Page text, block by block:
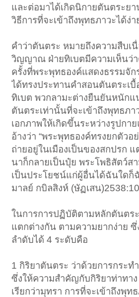
และต่อมาได้เกิดนิกายตันตระย
วิธีการที่จะเข้าถึงพุทธภาวะได้ง่
คำว่าตันตระ หมายถึงความสืบเ
วิญญาณ ฝ่ายทิเบตมีความเห็นว่
ครั้งที่พระพุทธองค์แสดงธรรมจัก
ได้ทรงประทานคำสอนตันตระเ
ทิเบต พวกลามะต่างยืนยันหนักแ
ตันตระเท่านั้นที่จะเข้าถึงพุทธภา
เอกภาพให้เกิดขึ้นระหว่างรูปกา
อ้างว่า “พระพุทธองค์ทรงยกตัวอ
ถ่ายอยู่ในเมืองเป็นของสกปรก
นาก็กลายเป็นปุ๋ย พระโพธิสัตว์ส
เป็นประโยชน์แก่ผู้อื่นได้ฉันใดก็
มาลย์ กบิลสิงห์ (ษัฏเสน
ในการการปฏิบัติตามหลักตันต
แตกต่างกัน ตามความยากง่าย
ลำดับได้ 4 ระดับคือ
1 กิริยาตันตระ ว่าด้วยการกระ
ซึ่งให้ความสำคัญกับกิริยาท่าทา
เรียกว่ามุทรา การที่จะเข้าถึงพุท